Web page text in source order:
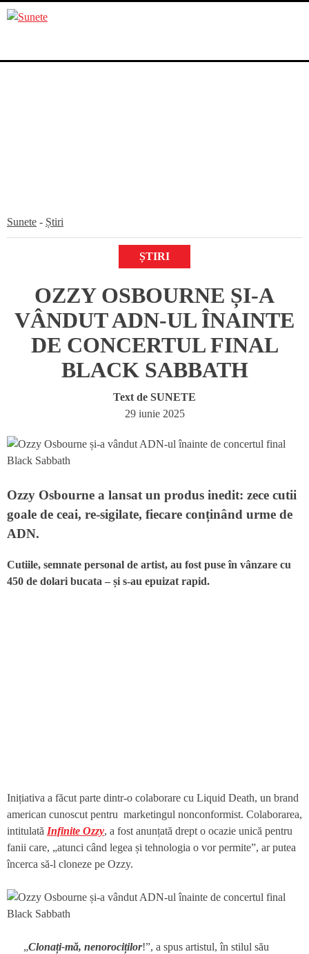
Sunete - Știri
ȘTIRI
OZZY OSBOURNE ȘI-A
VÂNDUT ADN-UL ÎNAINTE
DE CONCERTUL FINAL
BLACK SABBATH
Text de SUNETE
29 iunie 2025
Ozzy Osbourne a lansat un produs inedit: zece cutii
goale de ceai, re-sigilate, fiecare conținând urme de
ADN.
Cutiile, semnate personal de artist, au fost puse în vânzare cu
450 de dolari bucata – și s-au epuizat rapid.
Inițiativa a făcut parte dintr-o colaborare cu Liquid Death, un brand
american cunoscut pentru marketingul nonconformist. Colaborarea,
intitulată Infinite Ozzy, a fost anunțată drept o ocazie unică pentru
fanii care, „atunci când legea și tehnologia o vor permite”, ar putea
încerca să-l cloneze pe Ozzy.
„Clonați-mă, nenorociților!”, a spus artistul, în stilul său